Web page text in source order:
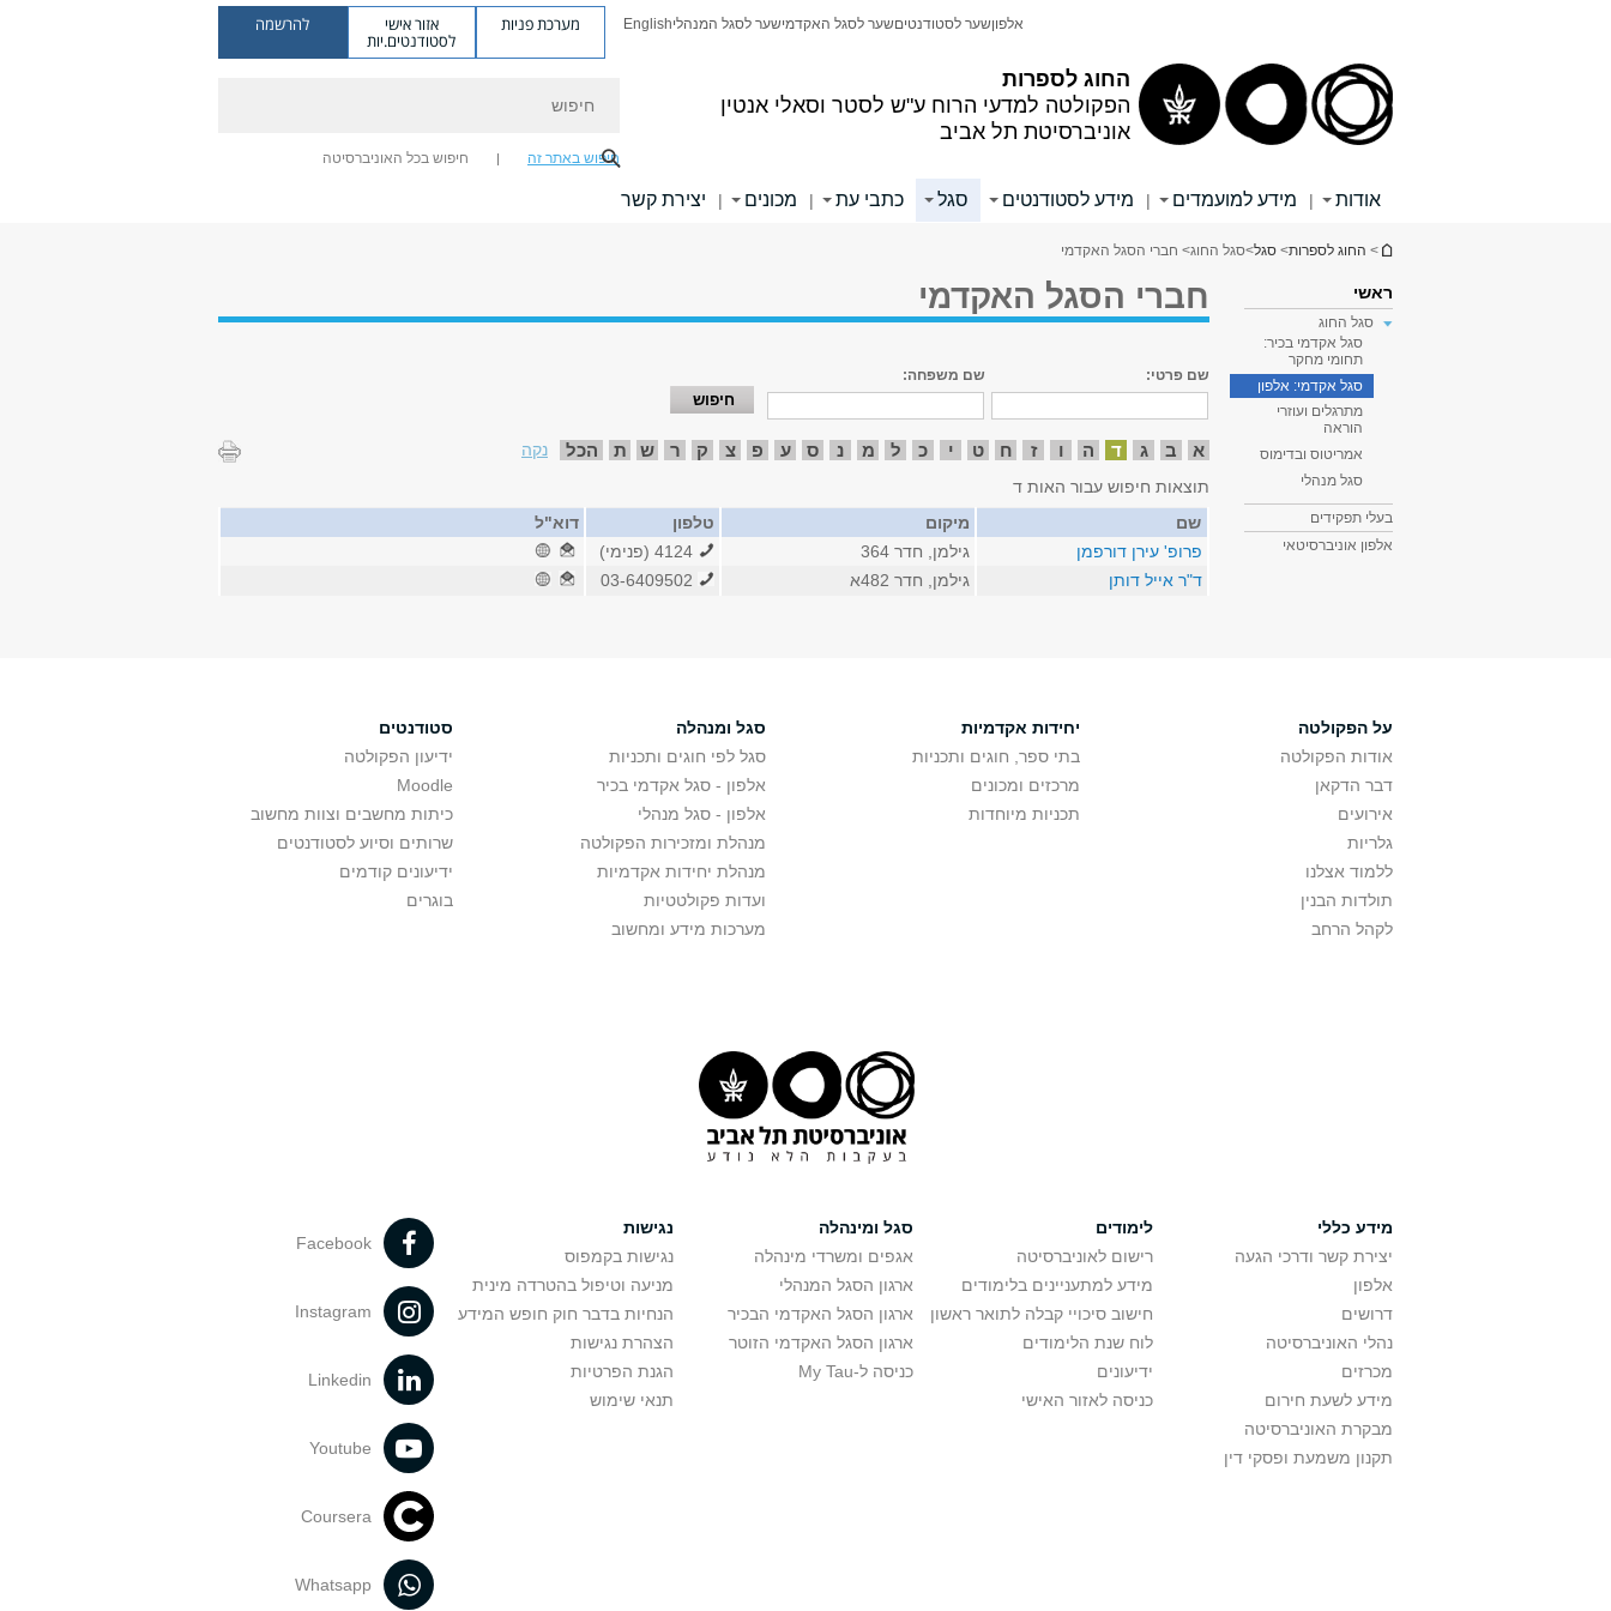
החוג לספרות
הפקולטה למדעי הרוח ע"ש לסטר וסאלי אנטין
אוניברסיטת תל אביב
אלפוןשער לסטודנטיםשער לסגל האקדמישער לסגל המנהליEnglish מערכת פניות אזור אישי
לסטודנטים.יות
להרשמה
חיפוש באתר זה חיפוש בכל האוניברסיטה
אודות | מידע למועמדים | מידע לסטודנטים סגל כתבי עת | מכונים | יצירת קשר
הינך נמצא כאן
> החוג לספרות> סגל>סגל החוג> חברי הסגל האקדמי
ראשי
סגל החוג
סגל אקדמי בכיר:
תחומי מחקר
סגל אקדמי: אלפון
מתרגלים ועוזרי
הוראה
אמריטוס ובדימוס
סגל מנהלי
בעלי תפקידים
אלפון אוניברסיטאי
חברי הסגל האקדמי
שם פרטי: שם משפחה:
א ב ג ד ה ו ז ח ט י כ ל מ נ ס ע פ צ ק ר ש ת הכל
נקה
תוצאות חיפוש עבור האות ד
שם
מיקום טלפון
דוא"ל
פרופ' עירן דורפמן
גילמן, חדר 364
ד"ר אייל דותן
גילמן, חדר 482א
על הפקולטה
אודות הפקולטה
דבר הדקאן
אירועים
גלריות
ללמוד אצלנו
תולדות הבנין
לקהל הרחב
יחידות אקדמיות
בתי ספר, חוגים ותכניות
מרכזים ומכונים
תכניות מיוחדות
סגל ומנהלה
סגל לפי חוגים ותכניות
אלפון - סגל אקדמי בכיר
אלפון - סגל מנהלי
מנהלת ומזכירות הפקולטה
מנהלת יחידות אקדמיות
ועדות פקולטטיות
מערכות מידע ומחשוב
סטודנטים
ידיעון הפקולטה
Moodle
כיתות מחשבים וצוות מחשוב
שרותים וסיוע לסטודנטים
ידיעונים קודמים
בוגרים
מידע כללי
יצירת קשר ודרכי הגעה
אלפון
דרושים
נהלי האוניברסיטה
מכרזים
מידע לשעת חירום
מבקרת האוניברסיטה
תקנון משמעת ופסקי דין
לימודים
רישום לאוניברסיטה
מידע למתעניינים בלימודים
חישוב סיכויי קבלה לתואר ראשון
לוח שנת הלימודים
ידיעונים
כניסה לאזור האישי
סגל ומינהלה
אגפים ומשרדי מינהלה
ארגון הסגל המנהלי
ארגון הסגל האקדמי הבכיר
ארגון הסגל האקדמי הזוטר
כניסה ל-My Tau
נגישות
נגישות בקמפוס
מניעה וטיפול בהטרדה מינית
הנחיות בדבר חוק חופש המידע
הצהרת נגישות
הגנת הפרטיות
תנאי שימוש
Facebook
Instagram
Linkedin
Youtube
Coursera
Whatsapp